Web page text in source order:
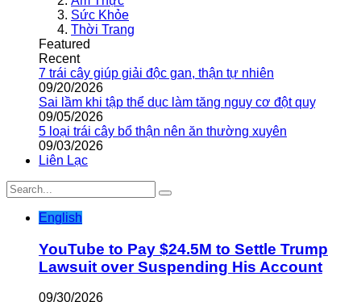
Sức Khỏe
Thời Trang
Featured
Recent
7 trái cây giúp giải độc gan, thận tự nhiên
09/20/2026
Sai lầm khi tập thể dục làm tăng nguy cơ đột quỵ
09/05/2026
5 loại trái cây bổ thận nên ăn thường xuyên
09/03/2026
Liên Lạc
English
YouTube to Pay $24.5M to Settle Trump
Lawsuit over Suspending His Account
09/30/2026